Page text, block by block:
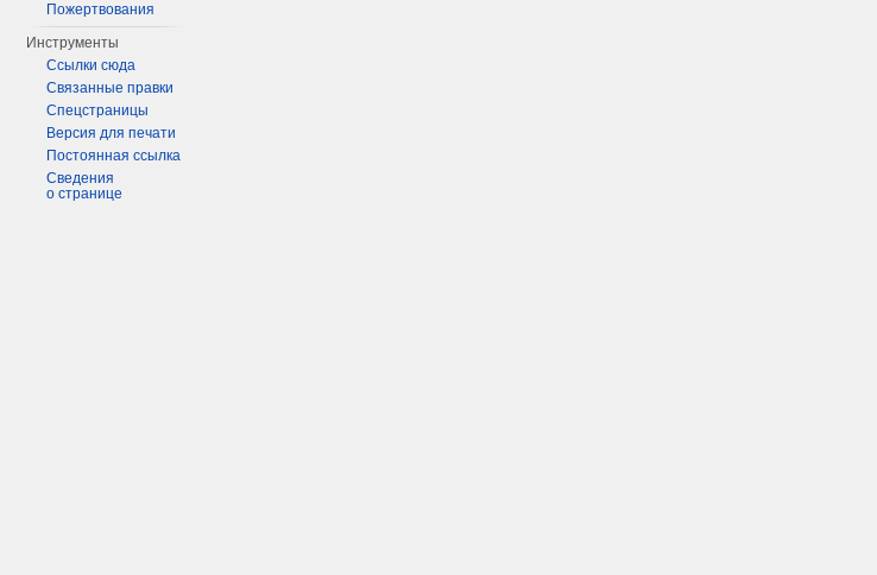
Пожертвования
Инструменты
Ссылки сюда
Связанные правки
Спецстраницы
Версия для печати
Постоянная ссылка
Сведения
о странице